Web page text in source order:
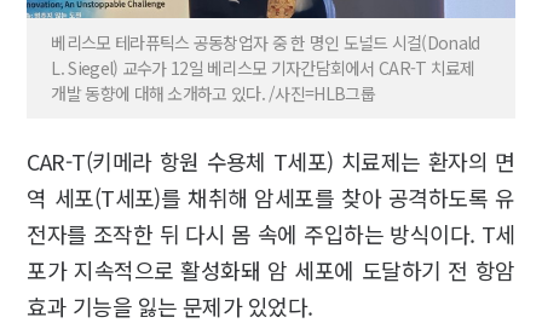
베리스모 테라퓨틱스 공동창업자 중 한 명인 도널드 시걸(Donald
L. Siegel) 교수가 12일 베리스모 기자간담회에서 CAR-T 치료제
개발 동향에 대해 소개하고 있다. /사진=HLB그룹
CAR-T(키메라 항원 수용체 T세포) 치료제는 환자의 면
역 세포(T세포)를 채취해 암세포를 찾아 공격하도록 유
전자를 조작한 뒤 다시 몸 속에 주입하는 방식이다. T세
포가 지속적으로 활성화돼 암 세포에 도달하기 전 항암
효과 기능을 잃는 문제가 있었다.